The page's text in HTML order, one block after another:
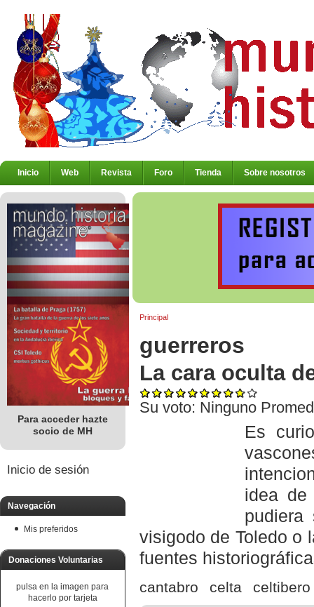
Inicio Web Revista Foro Tienda Sobre nosotros
Para acceder hazte
socio de MH
Inicio de sesión
Navegación
Mis preferidos
Donaciones Voluntarias
pulsa en la imagen para
hacerlo por tarjeta
Principal
guerreros
La cara oculta
Su voto: Ninguno
Es
idea de
visigodo de Toledo o
fuentes
cantabro celta
celtibero